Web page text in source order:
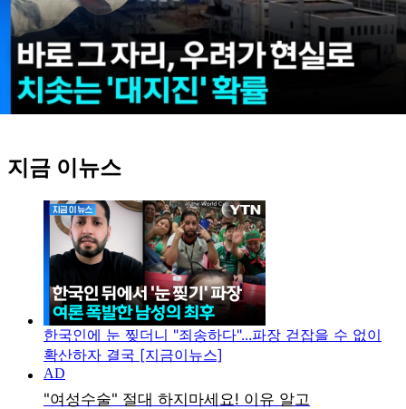
지금 이뉴스
한국인에 눈 찢더니 "죄송하다"...파장 걷잡을 수 없이
확산하자 결국 [지금이뉴스]